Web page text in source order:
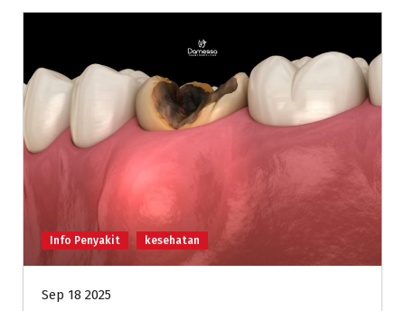
Info Penyakit kesehatan
Sep 18 2025